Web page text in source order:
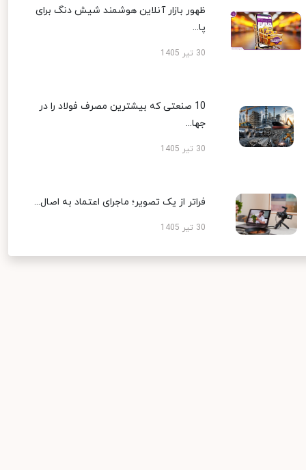
ظهور بازار آنلاین هوشمند شیش دنگ برای
پا...
30 تیر 1405
10 صنعتی که بیشترین مصرف فولاد را در
جها...
30 تیر 1405
فراتر از یک تصویر؛ ماجرای اعتماد به اصال...
30 تیر 1405